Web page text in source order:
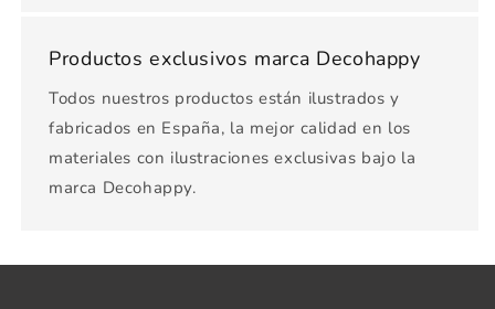
Productos exclusivos marca Decohappy
Todos nuestros productos están ilustrados y
fabricados en España, la mejor calidad en los
materiales con ilustraciones exclusivas bajo la
marca Decohappy.